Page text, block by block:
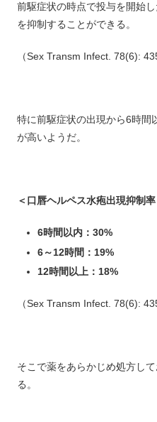
前駆症状の時点で投与を開始
を抑制することができる。
（Sex Transm Infect. 78(6):
特に前駆症状の出現から6時間
が高いようだ。
＜口唇ヘルペス水疱出現抑制率
6時間以内：30%
6～12時間：19%
12時間以上：18%
（Sex Transm Infect. 78(6):
そこで薬をあらかじめ処方し
る。